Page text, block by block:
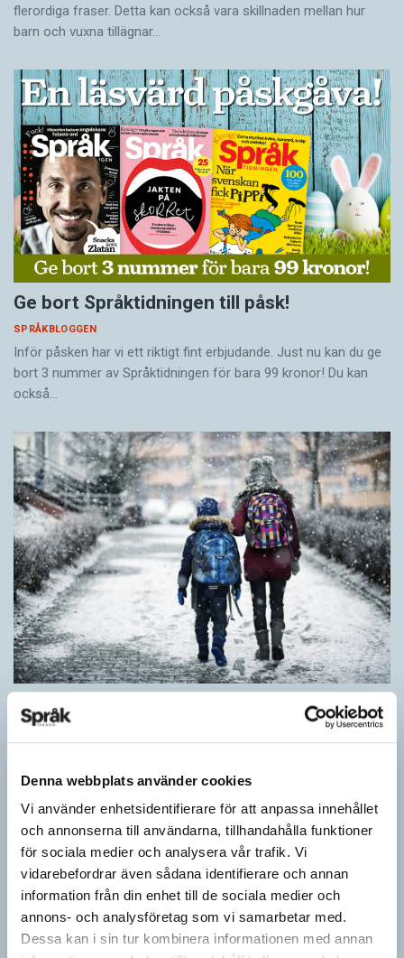
Denna webbplats använder cookies
Vi använder enhetsidentifierare för att anpassa innehållet
och annonserna till användarna, tillhandahålla funktioner
för sociala medier och analysera vår trafik. Vi
vidarebefordrar även sådana identifierare och annan
information från din enhet till de sociala medier och
annons- och analysföretag som vi samarbetar med.
Dessa kan i sin tur kombinera informationen med annan
flerordiga fraser. Detta kan också vara skillnaden mellan hur
barn och vuxna tillägnar…
Ge bort Språktidningen till påsk!
SPRÅKBLOGGEN
Inför påsken har vi ett riktigt fint erbjudande. Just nu kan du ge
bort 3 nummer av Språktidningen för bara 99 kronor! Du kan
också…
Särskolan byter namn
SPRÅKBLOGGEN
gymnasiesärskolan till anpassad gymnasieskola. En som har